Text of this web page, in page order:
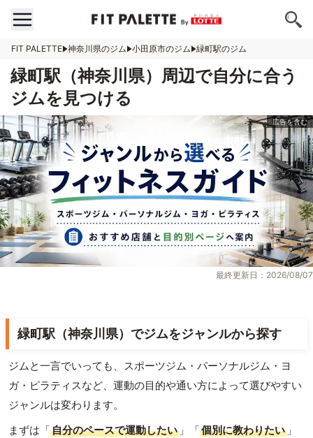
FIT PALETTE 神奈川県のジム 小田原市のジム 緑町駅のジム
緑町駅（神奈川県）周辺で自分に合う
ジムを見つける
最終更新日：2026/08/07
緑町駅（神奈川県）でジムをジャンルから探す
ジムと一言でいっても、スポーツジム・パーソナルジム・ヨ
ガ・ピラティスなど、運動の目的や通い方によって選びやすい
ジャンルは変わります。
まずは「自分のペースで運動したい 」「個別に教わりたい 」